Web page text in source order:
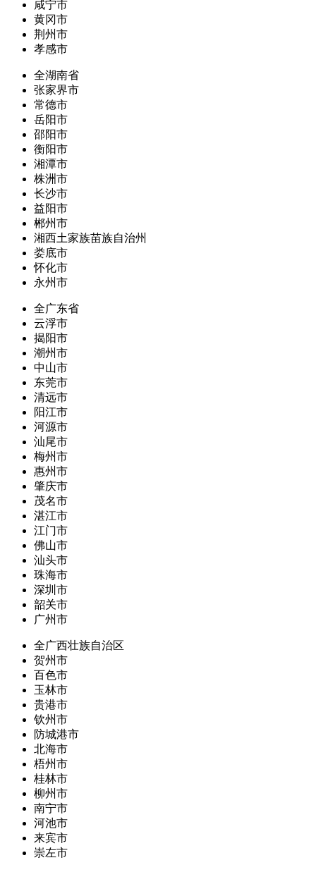
咸宁市
黄冈市
荆州市
孝感市
全湖南省
张家界市
常德市
岳阳市
邵阳市
衡阳市
湘潭市
株洲市
长沙市
益阳市
郴州市
湘西土家族苗族自治州
娄底市
怀化市
永州市
全广东省
云浮市
揭阳市
潮州市
中山市
东莞市
清远市
阳江市
河源市
汕尾市
梅州市
惠州市
肇庆市
茂名市
湛江市
江门市
佛山市
汕头市
珠海市
深圳市
韶关市
广州市
全广西壮族自治区
贺州市
百色市
玉林市
贵港市
钦州市
防城港市
北海市
梧州市
桂林市
柳州市
南宁市
河池市
来宾市
崇左市